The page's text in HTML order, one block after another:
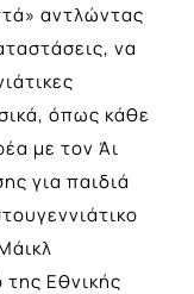
αντλώντας
να
όπως κάθε
με τον Άι
για παιδιά
Εθνικής